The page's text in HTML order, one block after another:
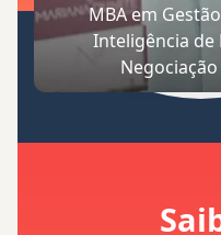
MBA em
Inteligência de